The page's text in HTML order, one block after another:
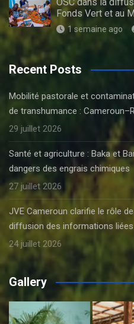
Fonds Vert et au
1 semaine ago
Recent Posts
Mobilité pastorale et
de transhumance :
29 juillet 2026
Santé et agriculture : Baka et
dangers des engrais chimiques
27 juillet 2026
JVE Cameroun clarifie le rôle
diffusion des informations
24 juillet 2026
Gallery